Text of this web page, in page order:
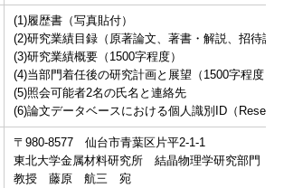
(1)履歴書（写真貼付）
(2)研究業績目録（原著論文、著書・解説、招待講
(3)研究業績概要（1500字程度）
(4)当部門着任後の研究計画と展望（1500字程度）
(5)照会可能者2名の氏名と連絡先
(6)論文データベースにおける個人識別ID（
〒980-8577 仙台市青葉区片平2-1-1
東北大学金属材料研究所 結晶物理学研究部門
教授 藤原 航三 宛